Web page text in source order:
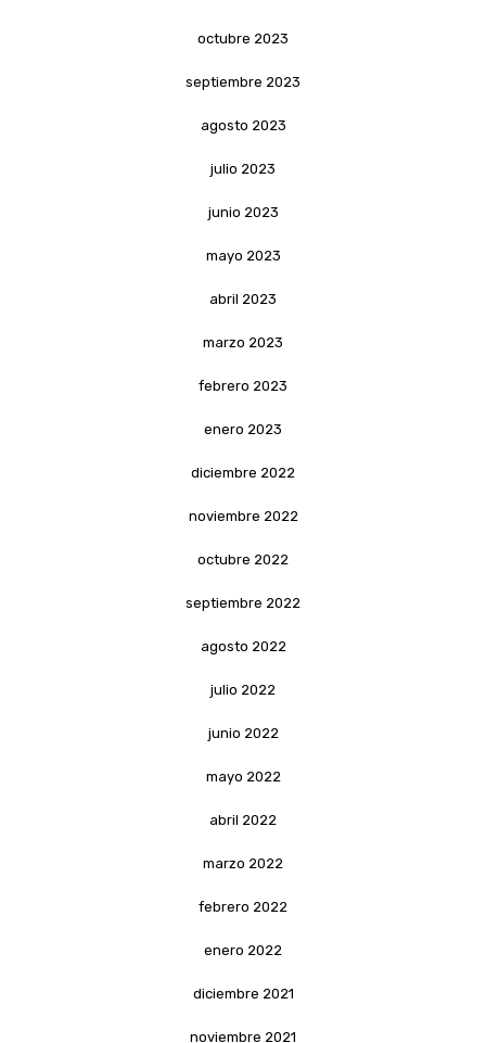
octubre 2023
septiembre 2023
agosto 2023
julio 2023
junio 2023
mayo 2023
abril 2023
marzo 2023
febrero 2023
enero 2023
diciembre 2022
noviembre 2022
octubre 2022
septiembre 2022
agosto 2022
julio 2022
junio 2022
mayo 2022
abril 2022
marzo 2022
febrero 2022
enero 2022
diciembre 2021
noviembre 2021